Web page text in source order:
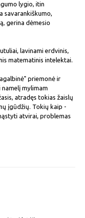
lygio, itin
savarankiškumo,
gerina dėmesio
lavinami erdvinis,
matematinis intelektai.
priemonė ir
mylimam
atradęs tokias žaislų
įgūdžių. Tokių kaip -
atvirai, problemas